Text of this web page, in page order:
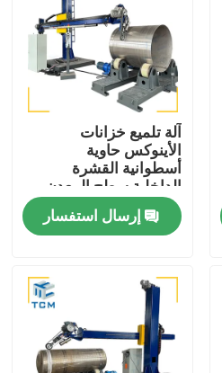
آلة تلميع خزانات
الأينوكس حاوية
أسطوانية القشرة
الداخلية سطح المعدن
طحن البولندي
إرسال استفسار